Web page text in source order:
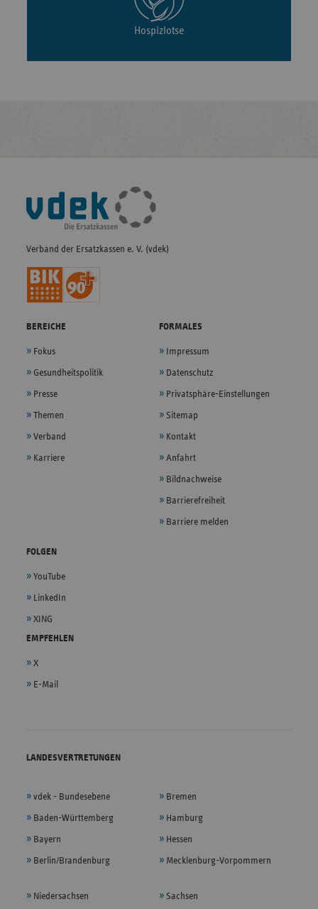
Hospizlotse
Fußleisten-
Navigation
Verband der Ersatzkassen e. V. (vdek)
BEREICHE
Fokus
Gesundheitspolitik
Presse
Themen
Verband
Karriere
FORMALES
Impressum
Datenschutz
Privatsphäre-Einstellungen
Sitemap
Kontakt
Anfahrt
Bildnachweise
Barrierefreiheit
Barriere melden
FOLGEN
YouTube
LinkedIn
XING
EMPFEHLEN
X
E-Mail
LANDESVERTRETUNGEN
vdek - Bundesebene
Baden-Württemberg
Bayern
Berlin/Brandenburg
Bremen
Hamburg
Hessen
Mecklenburg-Vorpommern
Niedersachsen Sachsen